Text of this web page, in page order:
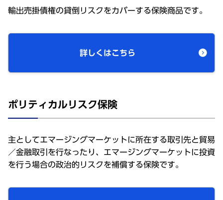
輸出売掛債権の貸倒リスクをカバーする保険商品です。
詳しくはこちら
ポリティカルリスク保険
主としてエマージングマーケットに所在する取引先と貿易
／金融取引を行なったり、エマージングマーケットに投資
を行う場合の政治的リスクを補償する保険です。